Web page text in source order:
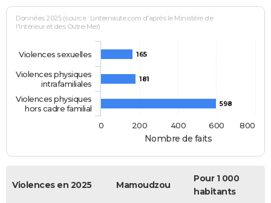
Nombre de faits
Données 2025 (source : Linternaute.com d'après le Ministère de
l'Intérieur et des Outre-Mer)
165
181
598
Violences sexuelles
Violences physiques
intrafamiliales
Violences physiques
hors cadre familial
0
200 400 600 800
Violences en 2025 Mamoudzou
Pour 1 000
habitants